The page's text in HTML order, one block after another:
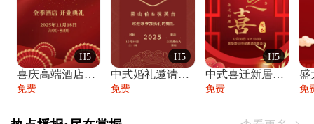
H5
喜庆高端酒店开业大吉邀请函
免费
H5
中式婚礼邀请函中国风传统复古婚礼请柬请帖
免费
H5
中式喜迁新居乔迁之喜邀请函宴会请帖
免费 免